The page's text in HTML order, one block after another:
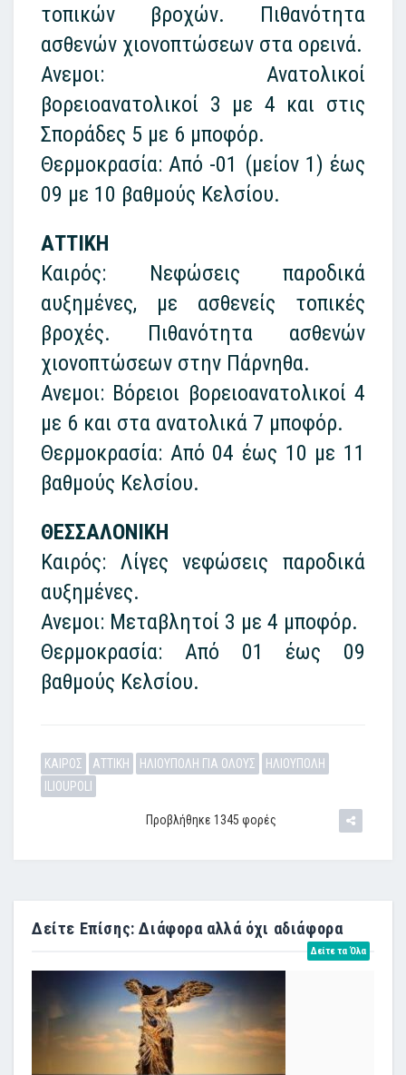
τοπικών βροχών. Πιθανότητα
ασθενών χιονοπτώσεων στα ορεινά.
Ανεμοι: Ανατολικοί
βορειοανατολικοί 3 με 4 και στις
Σποράδες 5 με 6 μποφόρ.
Θερμοκρασία: Από -01 (μείον 1) έως
09 με 10 βαθμούς Κελσίου.
ΑΤΤΙΚΗ
Καιρός: Νεφώσεις παροδικά
αυξημένες, με ασθενείς τοπικές
βροχές. Πιθανότητα ασθενών
χιονοπτώσεων στην Πάρνηθα.
Ανεμοι: Βόρειοι βορειοανατολικοί 4
με 6 και στα ανατολικά 7 μποφόρ.
Θερμοκρασία: Από 04 έως 10 με 11
βαθμούς Κελσίου.
ΘΕΣΣΑΛΟΝΙΚΗ
Καιρός: Λίγες νεφώσεις παροδικά
αυξημένες.
Ανεμοι: Μεταβλητοί 3 με 4 μποφόρ.
Θερμοκρασία: Από 01 έως 09
βαθμούς Κελσίου.
ΚΑΙΡΟΣ ΑΤΤΙΚΗ ΗΛΙΟΥΠΟΛΗ ΓΙΑ ΟΛΟΥΣ
ΗΛΙΟΥΠΟΛΗ
ILIOUPOLI
Προβλήθηκε 1345 φορές
Δείτε Επίσης: Διάφορα αλλά όχι αδιάφορα
Δείτε τα Όλα